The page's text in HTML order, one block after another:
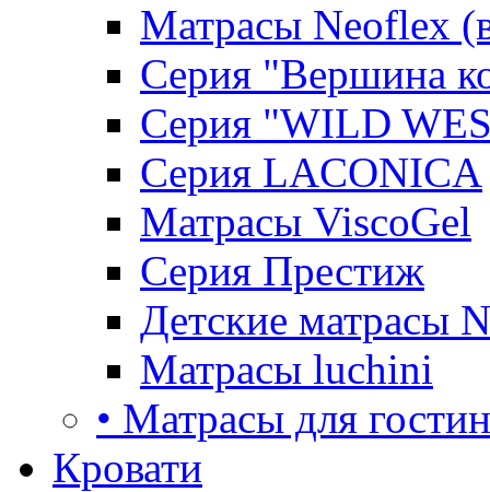
Матрасы Neoflex
Серия "Вершина
Серия "WILD
Серия LACONICA
Матрасы ViscoGel
Серия Престиж
Детские матрасы
Матрасы luchini
• Матрасы для
Кровати